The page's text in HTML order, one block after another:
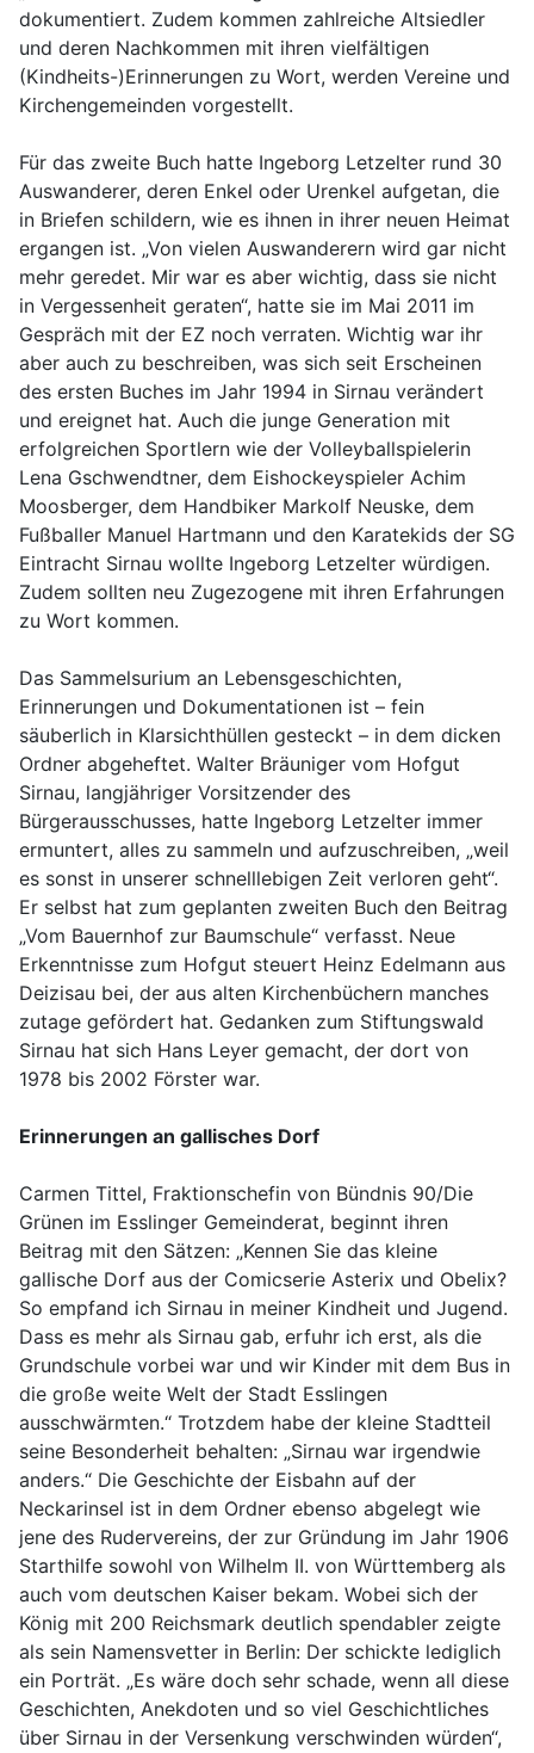
dokumentiert. Zudem kommen zahlreiche Altsiedler
und deren Nachkommen mit ihren vielfältigen
(Kindheits-)Erinnerungen zu Wort, werden Vereine und
Kirchengemeinden vorgestellt.
Für das zweite Buch hatte Ingeborg Letzelter rund 30
Auswanderer, deren Enkel oder Urenkel aufgetan, die
in Briefen schildern, wie es ihnen in ihrer neuen Heimat
ergangen ist. „Von vielen Auswanderern wird gar nicht
mehr geredet. Mir war es aber wichtig, dass sie nicht
in Vergessenheit geraten“, hatte sie im Mai 2011 im
Gespräch mit der EZ noch verraten. Wichtig war ihr
aber auch zu beschreiben, was sich seit Erscheinen
des ersten Buches im Jahr 1994 in Sirnau verändert
und ereignet hat. Auch die junge Generation mit
erfolgreichen Sportlern wie der Volleyballspielerin
Lena Gschwendtner, dem Eishockeyspieler Achim
Moosberger, dem Handbiker Markolf Neuske, dem
Fußballer Manuel Hartmann und den Karatekids der SG
Eintracht Sirnau wollte Ingeborg Letzelter würdigen.
Zudem sollten neu Zugezogene mit ihren Erfahrungen
zu Wort kommen.
Das Sammelsurium an Lebensgeschichten,
Erinnerungen und Dokumentationen ist – fein
säuberlich in Klarsichthüllen gesteckt – in dem dicken
Ordner abgeheftet. Walter Bräuniger vom Hofgut
Sirnau, langjähriger Vorsitzender des
Bürgerausschusses, hatte Ingeborg Letzelter immer
ermuntert, alles zu sammeln und aufzuschreiben, „weil
es sonst in unserer schnelllebigen Zeit verloren geht“.
Er selbst hat zum geplanten zweiten Buch den Beitrag
„Vom Bauernhof zur Baumschule“ verfasst. Neue
Erkenntnisse zum Hofgut steuert Heinz Edelmann aus
Deizisau bei, der aus alten Kirchenbüchern manches
zutage gefördert hat. Gedanken zum Stiftungswald
Sirnau hat sich Hans Leyer gemacht, der dort von
1978 bis 2002 Förster war.
Erinnerungen an gallisches Dorf
Carmen Tittel, Fraktionschefin von Bündnis 90/Die
Grünen im Esslinger Gemeinderat, beginnt ihren
Beitrag mit den Sätzen: „Kennen Sie das kleine
gallische Dorf aus der Comicserie Asterix und Obelix?
So empfand ich Sirnau in meiner Kindheit und Jugend.
Dass es mehr als Sirnau gab, erfuhr ich erst, als die
Grundschule vorbei war und wir Kinder mit dem Bus in
die große weite Welt der Stadt Esslingen
ausschwärmten.“ Trotzdem habe der kleine Stadtteil
seine Besonderheit behalten: „Sirnau war irgendwie
anders.“ Die Geschichte der Eisbahn auf der
Neckarinsel ist in dem Ordner ebenso abgelegt wie
jene des Rudervereins, der zur Gründung im Jahr 1906
Starthilfe sowohl von Wilhelm II. von Württemberg als
auch vom deutschen Kaiser bekam. Wobei sich der
König mit 200 Reichsmark deutlich spendabler zeigte
als sein Namensvetter in Berlin: Der schickte lediglich
ein Porträt. „Es wäre doch sehr schade, wenn all diese
Geschichten, Anekdoten und so viel Geschichtliches
über Sirnau in der Versenkung verschwinden würden“,